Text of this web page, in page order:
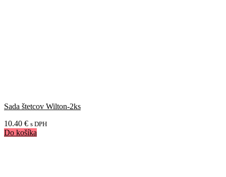
Sada štetcov Wilton-2ks
10.40 € s DPH
Do košíka